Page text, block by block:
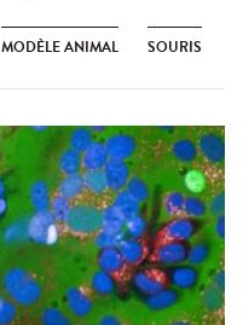
MODÈLE ANIMAL SOURIS